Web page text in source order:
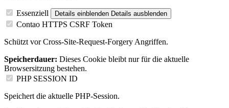
Essenziell Details einblenden Details ausblenden
Contao HTTPS CSRF Token
Schützt vor Cross-Site-Request-Forgery Angriffen.
Speicherdauer: Dieses Cookie bleibt nur für die aktuelle
Browsersitzung bestehen.
PHP SESSION ID
Speichert die aktuelle PHP-Session.